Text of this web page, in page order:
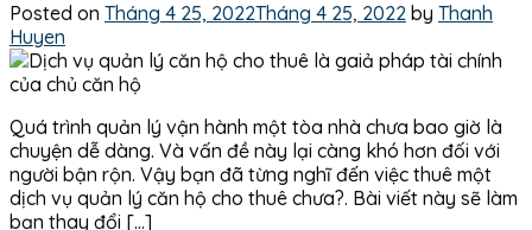
Posted on Tháng 4 25, 2022Tháng 4 25, 2022 by Thanh
Huyen
Quá trình quản lý vận hành một tòa nhà chưa bao giờ là
chuyện dễ dàng. Và vấn đề này lại càng khó hơn đối với
người bận rộn. Vậy bạn đã từng nghĩ đến việc thuê một
dịch vụ quản lý căn hộ cho thuê chưa?. Bài viết này sẽ làm
bạn thay đổi […]